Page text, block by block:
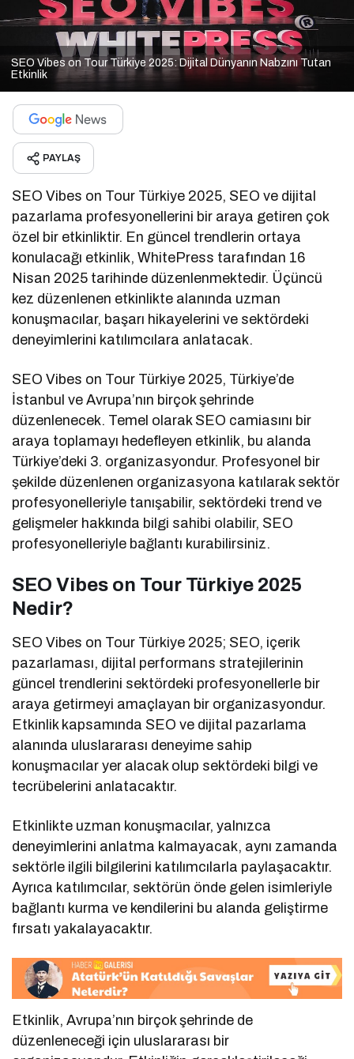
SEO Vibes on Tour Türkiye 2025: Dijital Dünyanın Nabzını Tutan
Etkinlik
PAYLAŞ
SEO Vibes on Tour Türkiye 2025, SEO ve dijital
pazarlama profesyonellerini bir araya getiren çok
özel bir etkinliktir. En güncel trendlerin ortaya
konulacağı etkinlik, WhitePress tarafından 16
Nisan 2025 tarihinde düzenlenmektedir. Üçüncü
kez düzenlenen etkinlikte alanında uzman
konuşmacılar, başarı hikayelerini ve sektördeki
deneyimlerini katılımcılara anlatacak.
SEO Vibes on Tour Türkiye 2025, Türkiye’de
İstanbul ve Avrupa’nın birçok şehrinde
düzenlenecek. Temel olarak SEO camiasını bir
araya toplamayı hedefleyen etkinlik, bu alanda
Türkiye’deki 3. organizasyondur. Profesyonel bir
şekilde düzenlenen organizasyona katılarak sektör
profesyonelleriyle tanışabilir, sektördeki trend ve
gelişmeler hakkında bilgi sahibi olabilir, SEO
profesyonelleriyle bağlantı kurabilirsiniz.
SEO Vibes on Tour Türkiye 2025
Nedir?
SEO Vibes on Tour Türkiye 2025; SEO, içerik
pazarlaması, dijital performans stratejilerinin
güncel trendlerini sektördeki profesyonellerle bir
araya getirmeyi amaçlayan bir organizasyondur.
Etkinlik kapsamında SEO ve dijital pazarlama
alanında uluslararası deneyime sahip
konuşmacılar yer alacak olup sektördeki bilgi ve
tecrübelerini anlatacaktır.
Etkinlikte uzman konuşmacılar, yalnızca
deneyimlerini anlatma kalmayacak, aynı zamanda
sektörle ilgili bilgilerini katılımcılarla paylaşacaktır.
Ayrıca katılımcılar, sektörün önde gelen isimleriyle
bağlantı kurma ve kendilerini bu alanda geliştirme
fırsatı yakalayacaktır.
Etkinlik, Avrupa’nın birçok şehrinde de
düzenleneceği için uluslararası bir